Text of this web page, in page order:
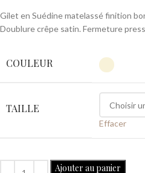
Gilet en Suédine matelassé finition
Doublure crêpe satin. Fermeture
COULEUR
TAILLE
Effacer
Ajouter au panier